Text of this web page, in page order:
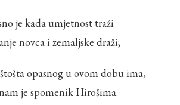
je kada umjetnost traži
novca i zemaljske draži;
opasnog u ovom dobu ima,
je spomenik Hirošima.